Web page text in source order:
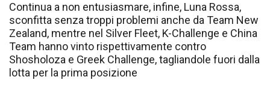
Continua a non entusiasmare, infine, Luna Rossa,
sconfitta senza troppi problemi anche da Team New
Zealand, mentre nel Silver Fleet, K-Challenge e China
Team hanno vinto rispettivamente contro
Shosholoza e Greek Challenge, tagliandole fuori dalla
lotta per la prima posizione